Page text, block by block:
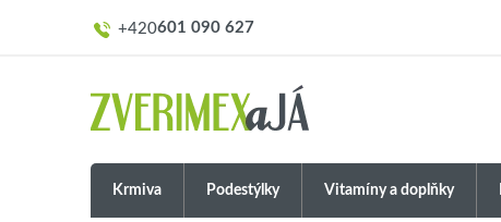
601 090 627
Krmiva Podestýlky Vitamíny a doplňky